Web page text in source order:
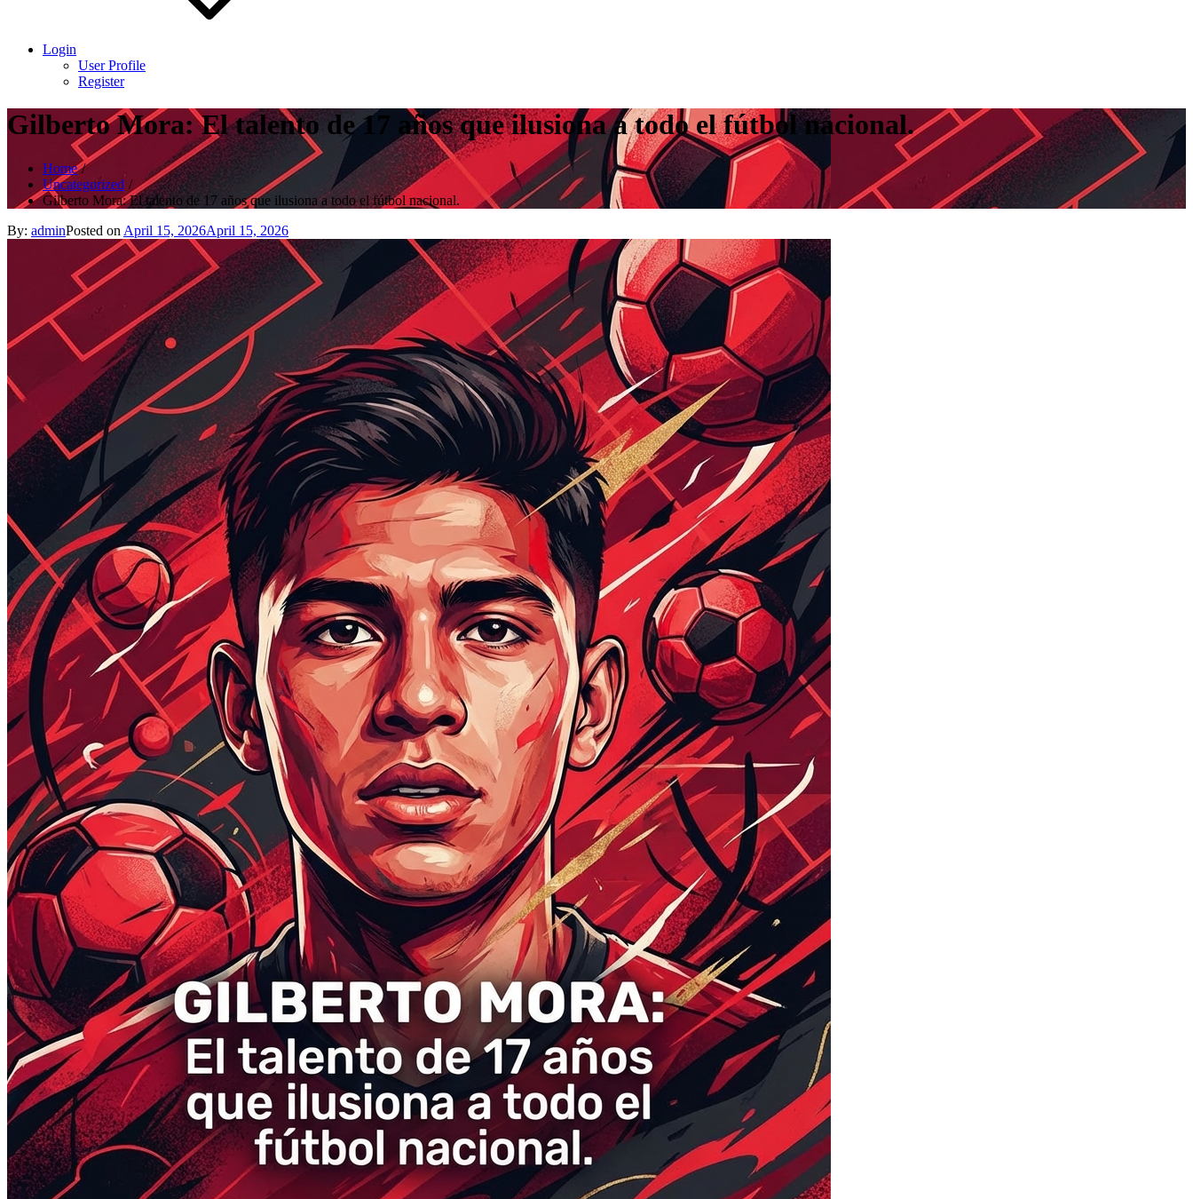
Login
User Profile
Register
Gilberto Mora: El talento de 17 años que ilusiona a todo el fútbol nacional.
Home
Uncategorized
Gilberto Mora: El talento de 17 años que ilusiona a todo el fútbol nacional.
By: adminPosted on April 15, 2026April 15, 2026